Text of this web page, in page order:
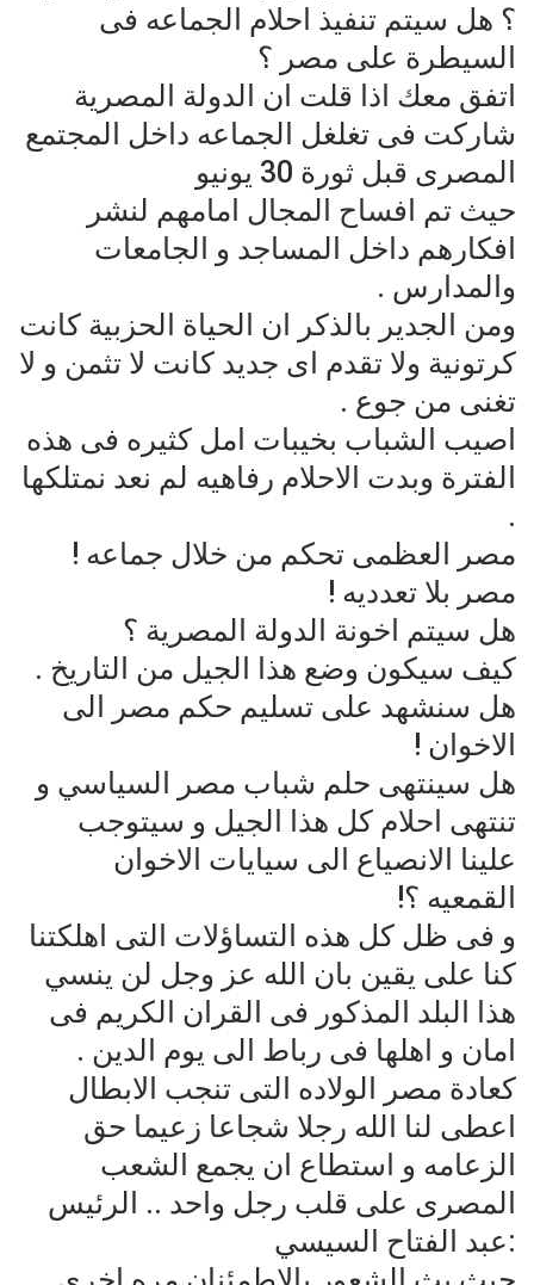
؟ هل سيتم تنفيذ احلام الجماعه فى
السيطرة على مصر ؟
اتفق معك اذا قلت ان الدولة المصرية
شاركت فى تغلغل الجماعه داخل المجتمع
المصرى قبل ثورة 30 يونيو
حيث تم افساح المجال امامهم لنشر
افكارهم داخل المساجد و الجامعات
والمدارس .
ومن الجدير بالذكر ان الحياة الحزبية كانت
كرتونية ولا تقدم اى جديد كانت لا تثمن و لا
تغنى من جوع .
اصيب الشباب بخيبات امل كثيره فى هذه
الفترة وبدت الاحلام رفاهيه لم نعد نمتلكها
.
مصر العظمى تحكم من خلال جماعه !
مصر بلا تعدديه !
هل سيتم اخونة الدولة المصرية ؟
كيف سيكون وضع هذا الجيل من التاريخ .
هل سنشهد على تسليم حكم مصر الى
الاخوان !
هل سينتهى حلم شباب مصر السياسي و
تنتهى احلام كل هذا الجيل و سيتوجب
علينا الانصياع الى سيايات الاخوان
القمعيه ؟!
و فى ظل كل هذه التساؤلات التى اهلكتنا
كنا على يقين بان الله عز وجل لن ينسي
هذا البلد المذكور فى القران الكريم فى
امان و اهلها فى رباط الى يوم الدين .
كعادة مصر الولاده التى تنجب الابطال
اعطى لنا الله رجلا شجاعا زعيما حق
الزعامه و استطاع ان يجمع الشعب
المصرى على قلب رجل واحد .. الرئيس
:عبد الفتاح السيسي